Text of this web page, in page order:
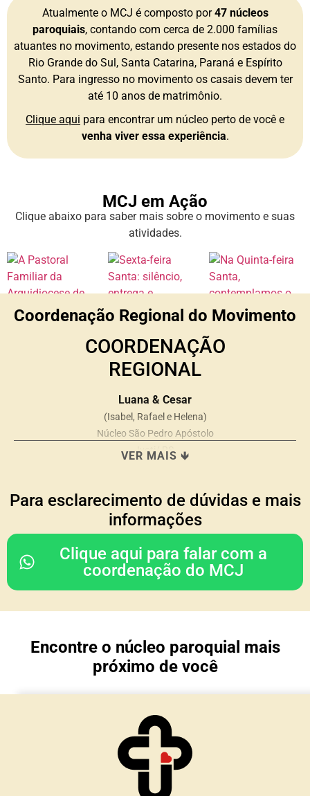
Atualmente o MCJ é composto por47 núcleos
paroquiais, contando com cerca de 2.000 famílias
atuantes no movimento, estando presente nos estados do
Rio Grande do Sul, Santa Catarina, Paraná e Espírito
Santo. Para ingresso no movimento os casais devem ter
até 10 anos de matrimônio.
Clique aqui para encontrar um núcleo perto de você e
venha viver essa experiência.
MCJ em Ação
Clique abaixo para saber mais sobre o movimento e suas
atividades.
Coordenação Regional do Movimento
COORDENAÇÃO
REGIONAL
Luana & Cesar
(Isabel, Rafael e Helena)
Núcleo São Pedro Apóstolo
Ivoti/ RS
COORDENAÇÃO DO
CONSELHO REGIONAL
Rodrigo & Simone
(Julia, João Paulo e Mariana)
Nossa Senhora da Glória
TESOURARIA
Núcleo Imaculada Conceição
Morro Reuter/RS
VER MAIS 🡻
Para esclarecimento de dúvidas e mais
informações
Clique aqui para falar com a
coordenação do MCJ
Encontre o núcleo paroquial mais
próximo de você